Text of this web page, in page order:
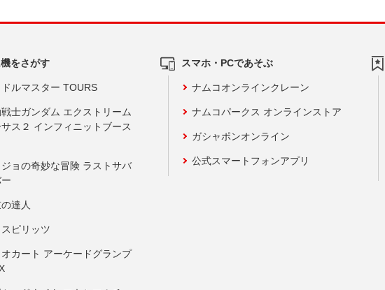
をさがす
ルマスター TOURS
士ガンダム エクストリーム
ス２ インフィニットブース
ョの奇妙な冒険 ラストサバ
達人
ピリッツ
カート アーケードグランプ
スマホ・PCであそぶ
ナムコオンラインクレーン
ナムコパークス オンラインストア
ガシャポンオンライン
公式スマートフォンアプリ